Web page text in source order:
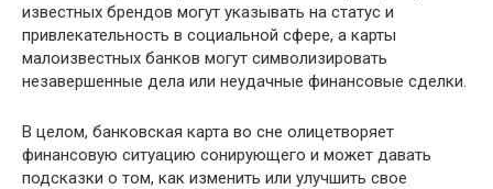
известных брендов могут указывать на статус и
привлекательность в социальной сфере, а карты
малоизвестных банков могут символизировать
незавершенные дела или неудачные финансовые сделки.
В целом, банковская карта во сне олицетворяет
финансовую ситуацию сонирующего и может давать
подсказки о том, как изменить или улучшить свое